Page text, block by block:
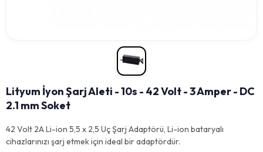
Lityum İyon Şarj Aleti - 10s - 42 Volt - 3 Amper - DC
2.1 mm Soket
42 Volt 2A Li-ion 5,5 x 2,5 Uç Şarj Adaptörü, Li-ion bataryalı
cihazlarınızı şarj etmek için ideal bir adaptördür.